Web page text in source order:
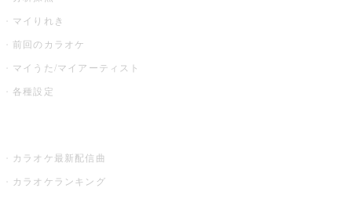
マイりれき
前回のカラオケ
マイうた/マイアーティスト
各種設定
カラオケ最新配信曲
カラオケランキング